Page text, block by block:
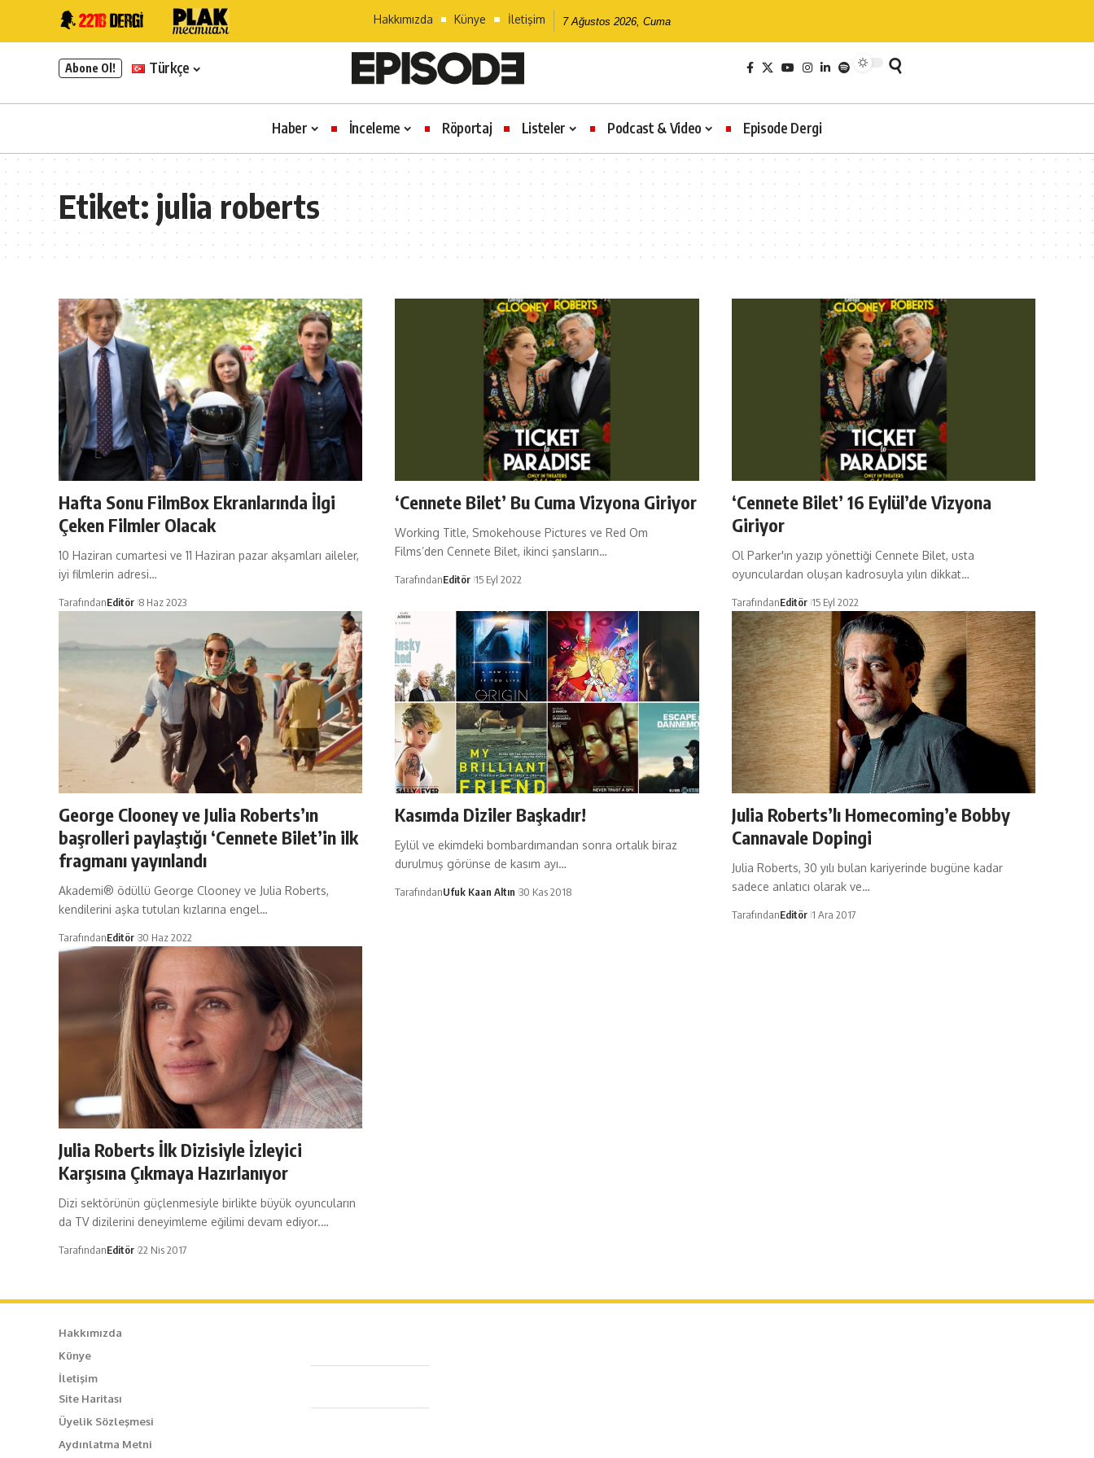
Hakkımızda Künye İletişim 7 Ağustos 2026, Cuma
Abone Ol! Türkçe
Haber İnceleme Röportaj Listeler Podcast & Video Episode Dergi
Etiket:julia roberts
Hafta Sonu FilmBox Ekranlarında İlgi
Çeken Filmler Olacak
10 Haziran cumartesi ve 11 Haziran pazar akşamları aileler,
iyi filmlerin adresi…
TarafındanEditör 8 Haz 2023
‘Cennete Bilet’ Bu Cuma Vizyona Giriyor
Working Title, Smokehouse Pictures ve Red Om
Films’den Cennete Bilet, ikinci şansların…
TarafındanEditör 15 Eyl 2022
‘Cennete Bilet’ 16 Eylül’de Vizyona
Giriyor
Ol Parker'ın yazıp yönettiği Cennete Bilet, usta
oyunculardan oluşan kadrosuyla yılın dikkat…
TarafındanEditör 15 Eyl 2022
George Clooney ve Julia Roberts’ın
başrolleri paylaştığı ‘Cennete Bilet’in ilk
fragmanı yayınlandı
Akademi® ödüllü George Clooney ve Julia Roberts,
kendilerini aşka tutulan kızlarına engel…
TarafındanEditör 30 Haz 2022
Kasımda Diziler Başkadır!
Eylül ve ekimdeki bombardımandan sonra ortalık biraz
durulmuş görünse de kasım ayı…
TarafındanUfuk Kaan Altın 30 Kas 2018
Julia Roberts’lı Homecoming’e Bobby
Cannavale Dopingi
Julia Roberts, 30 yılı bulan kariyerinde bugüne kadar
sadece anlatıcı olarak ve…
TarafındanEditör 1 Ara 2017
Julia Roberts İlk Dizisiyle İzleyici
Karşısına Çıkmaya Hazırlanıyor
Dizi sektörünün güçlenmesiyle birlikte büyük oyuncuların
da TV dizilerini deneyimleme eğilimi devam ediyor.…
TarafındanEditör 22 Nis 2017
Hakkımızda
Künye
İletişim
Site Haritası
Üyelik Sözleşmesi
Aydınlatma Metni
Caferağa Mah. Dr. Şakir Paşa Sok. No3/A Kadıköy İstanbul
+90 543 345 46 00